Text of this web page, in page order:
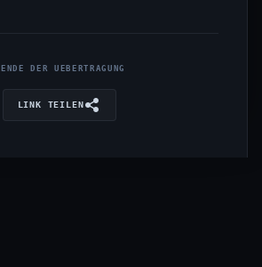
ENDE DER UEBERTRAGUNG
LINK TEILEN